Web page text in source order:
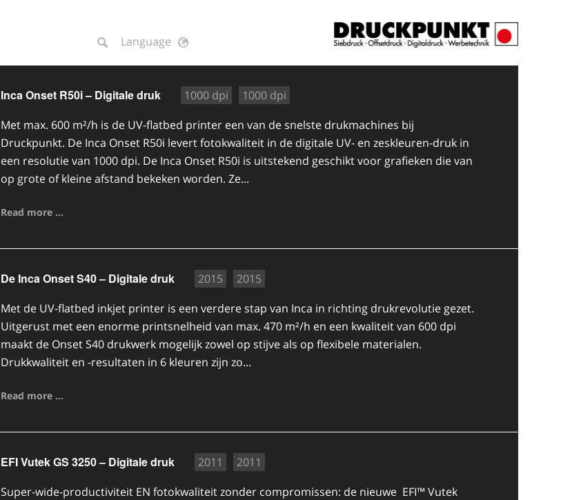
Language
Inca Onset R50i – Digitale druk 1000 dpi
1000 dpi
Met max. 600 m²/h is de UV-flatbed printer een van de snelste drukmachines bij
Druckpunkt. De Inca Onset R50i levert fotokwaliteit in de digitale UV- en zeskleuren-druk in
een resolutie van 1000 dpi. De Inca Onset R50i is uitstekend geschikt voor grafieken die van
op grote of kleine afstand bekeken worden. Ze...
Read more ...
De Inca Onset S40 – Digitale druk 2015
2015
Met de UV-flatbed inkjet printer is een verdere stap van Inca in richting drukrevolutie gezet.
Uitgerust met een enorme printsnelheid van max. 470 m²/h en een kwaliteit van 600 dpi
maakt de Onset S40 drukwerk mogelijk zowel op stijve als op flexibele materialen.
Drukkwaliteit en -resultaten in 6 kleuren zijn zo...
Read more ...
EFI Vutek GS 3250 – Digitale druk 2011
2011
Super-wide-productiviteit EN fotokwaliteit zonder compromissen: de nieuwe EFI™ Vutek